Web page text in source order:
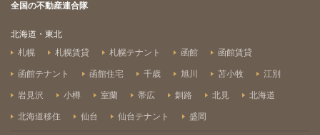
全国の不動産連合隊
北海道・東北
札幌
札幌賃貸 札幌テナント 函館 函館賃貸
函館テナント 函館住宅 千歳 旭川 苫小牧 江別
岩見沢 小樽 室蘭 帯広 釧路 北見 北海道
北海道移住 仙台 仙台テナント 盛岡